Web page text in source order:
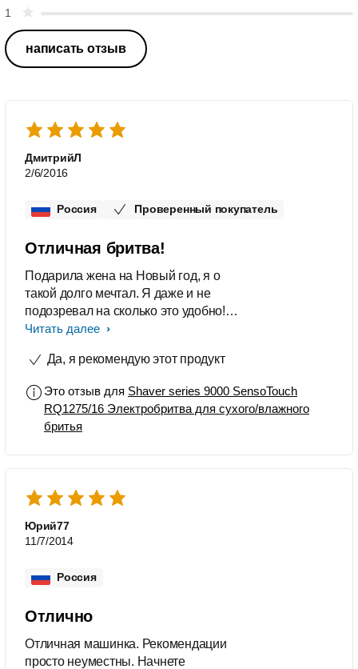
1
написать отзыв
ДмитрийЛ
2/6/2016
Россия Проверенный покупатель
Отличная бритва!
Подарила жена на Новый год, я о
такой долго мечтал. Я даже и не
подозревал на сколько это удобно!
Большое спасибо Philips за такую
Читать далее
Да, я рекомендую этот продукт
Это отзыв для Shaver series 9000 SensoTouch
RQ1275/16 Электробритва для сухого/влажного
бритья
Юрий77
11/7/2014
Россия
Отлично
Отличная машинка. Рекомендации
просто неуместны. Начнете